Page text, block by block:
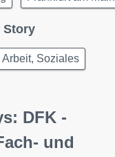
Story
Arbeit, Soziales
DFK -
und